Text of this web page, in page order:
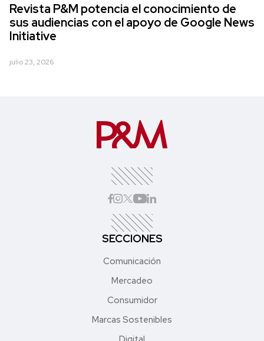
Revista P&M potencia el conocimiento de
sus audiencias con el apoyo de Google News
Initiative
julio 23, 2026
SECCIONES
Comunicación
Mercadeo
Consumidor
Marcas Sostenibles